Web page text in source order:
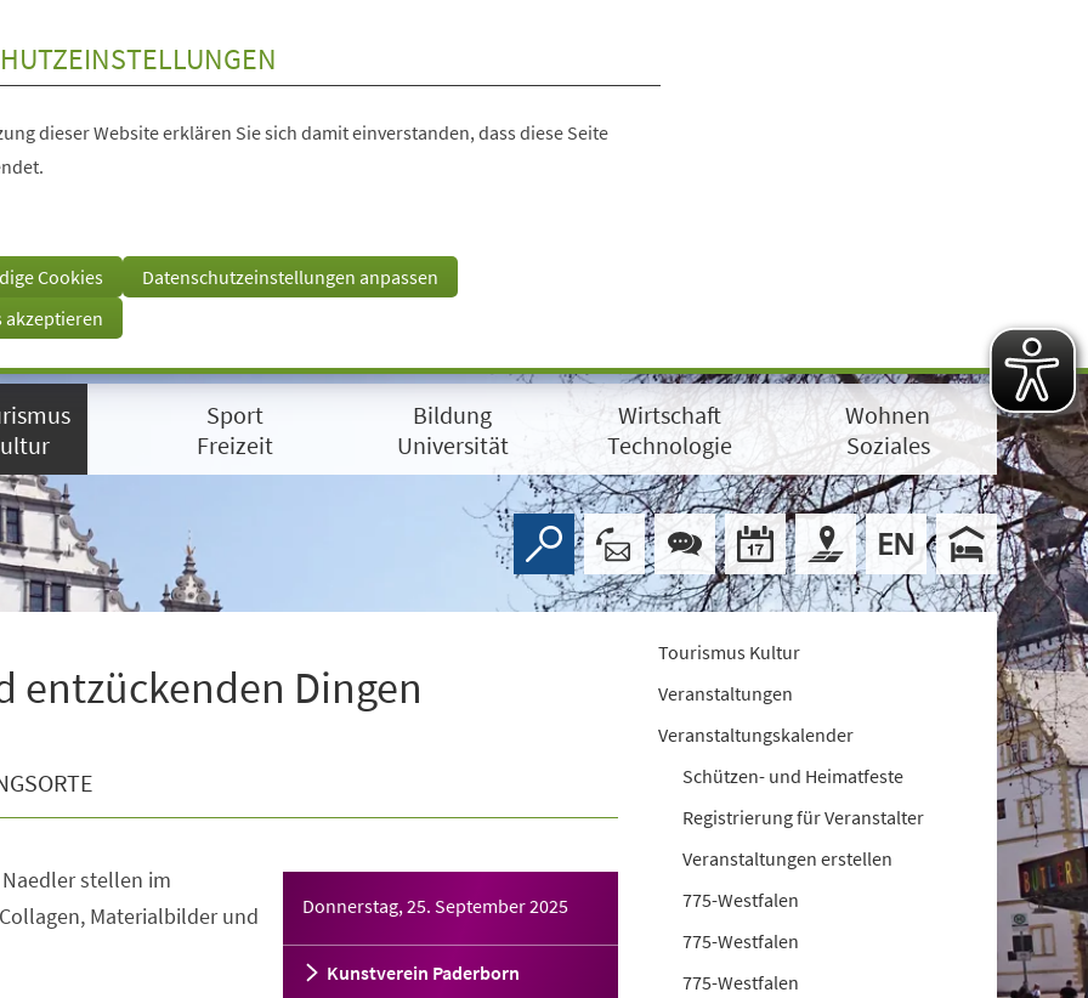
dieser Website erklären Sie sich damit einverstanden, dass diese Seite
Cookies
Datenschutzeinstellungen anpassen
akzeptieren
Sport
Freizeit
Bildung
Universität
Wirtschaft
Technologie
Wohnen
Soziales
entzückenden Dingen
Donnerstag, 25. September 2025
Kunstverein Paderborn
stellen im
Materialbilder und
Tourismus Kultur
Veranstaltungen
Veranstaltungskalender
Schützen- und Heimatfeste
Registrierung für Veranstalter
Veranstaltungen erstellen
775-Westfalen
775-Westfalen
775-Westfalen